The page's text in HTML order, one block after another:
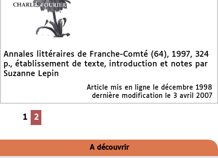
Annales littéraires de Franche-Comté (64), 1997, 324
p., établissement de texte, introduction et notes par
Suzanne Lepin
Article mis en ligne le décembre 1998
dernière modification le 3 avril 2007
1 2
A découvrir